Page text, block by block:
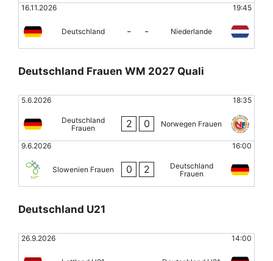
16.11.2026 19:45
Deutschland - - Niederlande
Deutschland Frauen WM 2027 Quali
5.6.2026 18:35
Deutschland
Frauen
2 0 Norwegen Frauen
9.6.2026 16:00
Slowenien Frauen 0 2
Deutschland
Frauen
Deutschland U21
26.9.2026 14:00